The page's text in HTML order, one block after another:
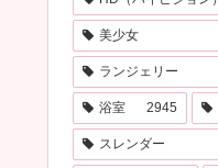
美少女
ランジェリー
浴室 2945
スレンダー